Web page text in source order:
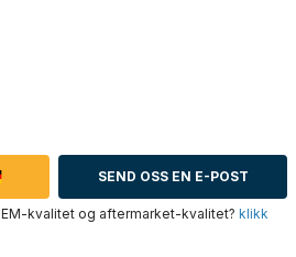
SEND OSS EN E-POST
kvalitet og aftermarket-kvalitet? klikk